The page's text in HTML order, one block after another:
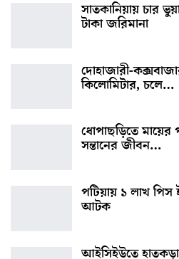
সাতকানিয়ায় চার
টাকা জরিমানা
দোহাজারী-
কিলোমিটার, চলে…
ধোপাছড়িতে মায়ের
সন্তানের জীবন…
পটিয়ায় ১ লাখ পিস
আটক
আইসিইউতে